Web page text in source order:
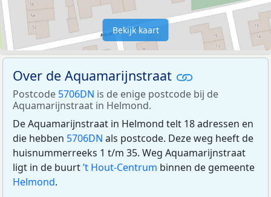
Bekijk kaart
Over de Aquamarijnstraat
Postcode 5706DN is de enige postcode bij de
Aquamarijnstraat in Helmond.
De Aquamarijnstraat in Helmond telt 18 adressen en
die hebben 5706DN als postcode. Deze weg heeft de
huisnummerreeks 1 t/m 35. Weg Aquamarijnstraat
ligt in de buurt’t Hout-Centrum binnen de gemeente
Helmond.